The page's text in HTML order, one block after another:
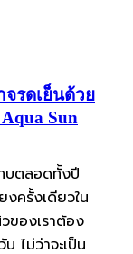
จรดเย็นด้วย
Sun
บตลอดทั้งปี
ครั้งเดียวใน
ของเราต้อง
ไม่ว่าจะเป็น